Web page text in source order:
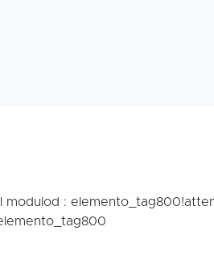
modulod :